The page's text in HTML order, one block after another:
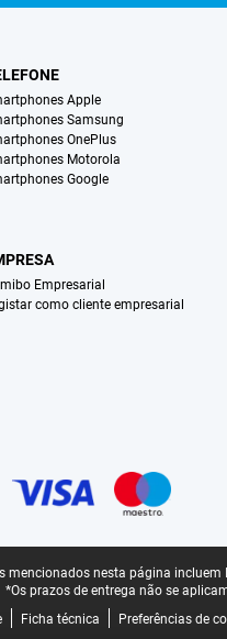
Apple
Samsung
OnePlus
Motorola
Google
Empresarial
como cliente empresarial
mencionados nesta página
*Os prazos de entrega não se
Ficha técnica Preferências de